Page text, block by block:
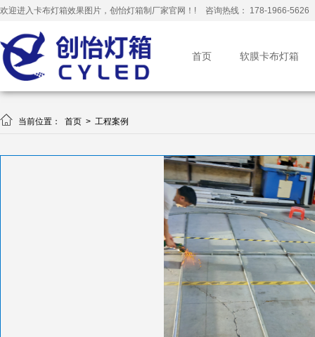
欢迎进入卡布灯箱效果图片，创怡灯箱制厂家官网！! 咨询热线： 178-1966-5626
首页 软膜卡布灯箱
 当前位置： 首页 > 工程案例